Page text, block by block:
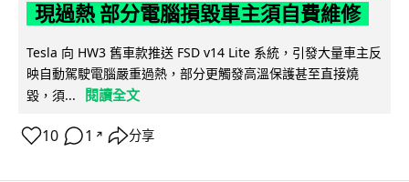
現過熱 部分電腦損毀車主須自費維修
Tesla 向 HW3 舊車款推送 FSD v14 Lite 系統，引發大量車主反
映自動駕駛電腦嚴重過熱，部分更觸發高溫保護甚至直接燒
毀，須...
閱讀全文
10 1 ↗ 分享